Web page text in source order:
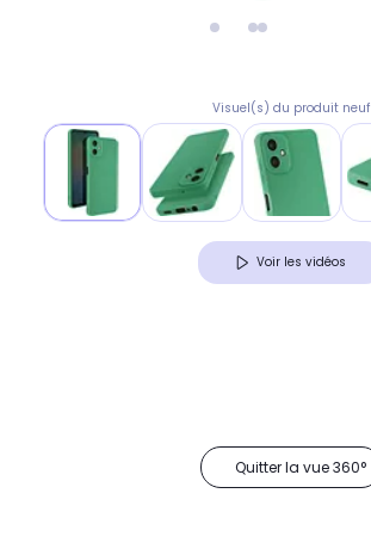
Visuel(s) du produit neuf
Voir les vidéos
Quitter la vue 360°